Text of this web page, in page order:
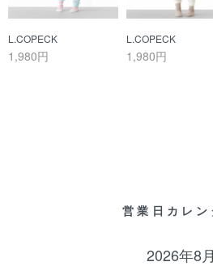
L.COPECK
1,980円
L.COPECK
1,980円
営業日カレン
2026年8月